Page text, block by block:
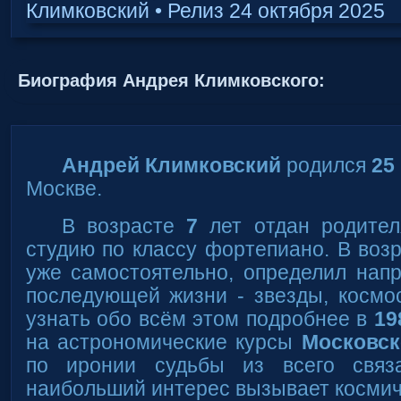
Биография Андрея Климковского:
Андрей Климковский родился25
Москве.
В возрасте 7 лет отдан
студию по классу фортепиано. В
уже самостоятельно, определил
последующей жизни - звезды,
узнать обо всём этом подробнее в
на астрономические курсы
по иронии судьбы из всего
наибольший интерес вызывает